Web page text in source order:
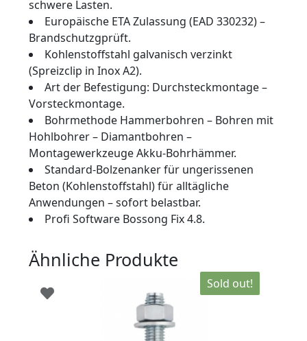
schwere Lasten.
Europäische ETA Zulassung (EAD 330232) –
Brandschutzgprüft.
Kohlenstoffstahl galvanisch verzinkt
(Spreizclip in Inox A2).
Art der Befestigung: Durchsteckmontage –
Vorsteckmontage.
Bohrmethode Hammerbohren – Bohren mit
Hohlbohrer – Diamantbohren –
Montagewerkzeuge Akku-Bohrhämmer.
Standard-Bolzenanker für ungerissenen
Beton (Kohlenstoffstahl) für alltägliche
Anwendungen – sofort belastbar.
Profi Software Bossong Fix 4.8.
Ähnliche Produkte
Sold out!